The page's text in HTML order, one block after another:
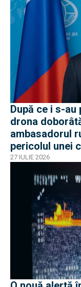
După ce i s-au
drona
ambasadorul
pericolul unei
o „înscenare
27 IULIE 2026